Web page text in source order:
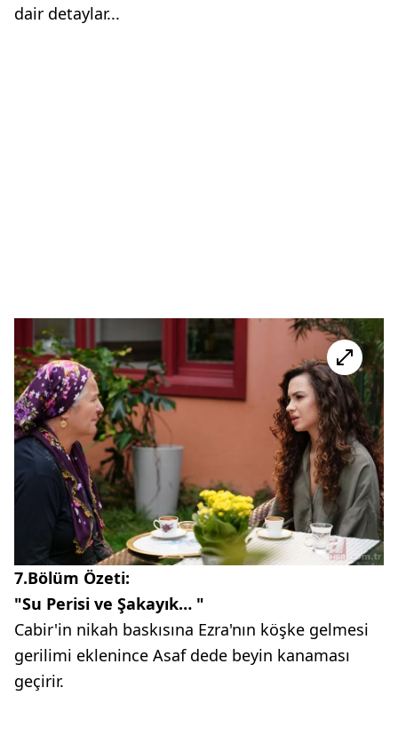
dair detaylar...
7.Bölüm Özeti:
"Su Perisi ve Şakayık… "
Cabir'in nikah baskısına Ezra'nın köşke gelmesi
gerilimi eklenince Asaf dede beyin kanaması
geçirir.